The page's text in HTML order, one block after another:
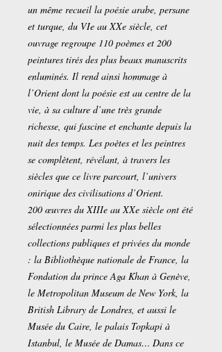
un même recueil la poésie arabe, persane
et turque, du VIe au XXe siècle, cet
ouvrage regroupe 110 poèmes et 200
peintures tirés des plus beaux manuscrits
enluminés. Il rend ainsi hommage à
l’Orient dont la poésie est au centre de la
vie, à sa culture d’une très grande
richesse, qui fascine et enchante depuis la
nuit des temps. Les poètes et les peintres
se complètent, révélant, à travers les
siècles que ce livre parcourt, l’univers
onirique des civilisations d’Orient.
200 œuvres du XIIIe au XXe siècle ont été
sélectionnées parmi les plus belles
collections publiques et privées du monde
: la Bibliothèque nationale de France, la
Fondation du prince Aga Khan à Genève,
le Metropolitan Museum de New York, la
British Library de Londres, et aussi le
Musée du Caire, le palais Topkapi à
Istanbul, le Musée de Damas… Dans ce